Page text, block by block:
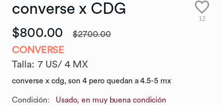
converse x CDG
12
$800.00 $2700.00
CONVERSE
Talla: 7 US/ 4 MX
converse x cdg, son 4 pero quedan a 4.5-5 mx
Condición:
Usado, en muy buena condición